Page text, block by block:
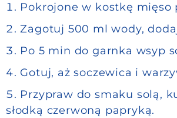
Pokrojone w kostkę mięso
Zagotuj 500 ml wody,
Po 5 min do garnka wsyp
Gotuj, aż soczewica i
Przypraw do smaku solą,
słodką czerwoną papryką.